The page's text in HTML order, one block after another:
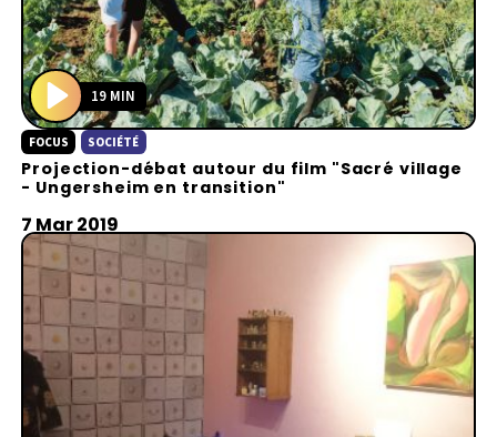
P
l
a
y
19 MIN
FOCUS SOCIÉTÉ
Projection-débat autour du film "Sacré village
- Ungersheim en transition"
7 Mar 2019